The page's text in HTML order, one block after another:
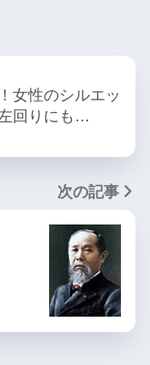
女性のシルエッ
回りにも…
次の記事